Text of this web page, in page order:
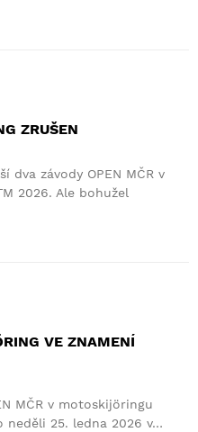
ZRUŠEN
závody OPEN MČR v
2026. Ale bohužel
VE ZNAMENÍ
MČR v motoskijöringu
neděli 25. ledna 2026 v…